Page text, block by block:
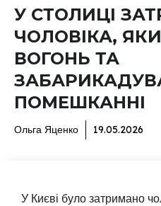
У СТОЛИЦІ
ЧОЛОВІКА,
ВОГОНЬ ТА
ПОМЕШКАННІ
Ольга Яценко 19.05.2026
У Києві було затримано